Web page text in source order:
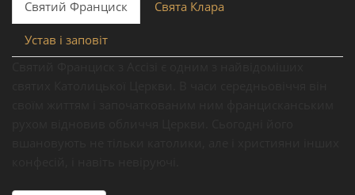
Святий Франциск Свята Клара
Устав і заповіт